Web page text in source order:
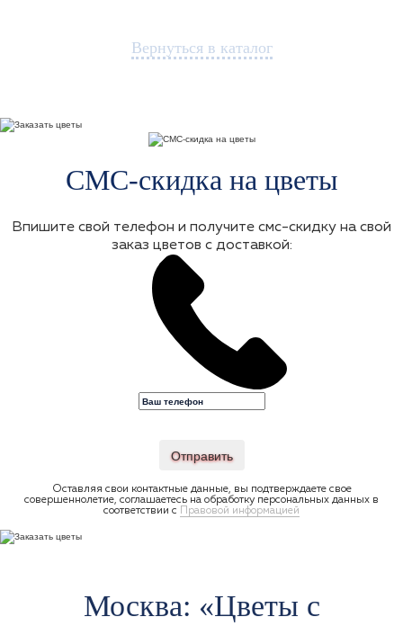
Вернуться в каталог
СМС-скидка на цветы
Впишите свой телефон и получите смс-скидку на свой
заказ цветов с доставкой:
Отправить
Оставляя свои контактные данные, вы подтверждаете свое
совершеннолетие, соглашаетесь на обработку персональных данных в
соответствии с
Правовой информацией
Москва: «Цветы c